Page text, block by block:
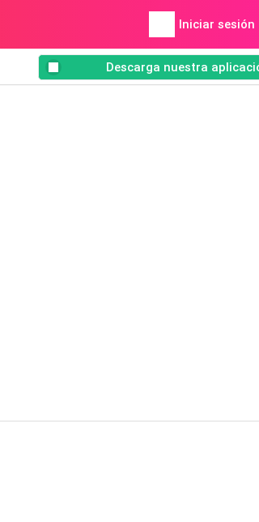
Iniciar sesión
Descarga nuestra